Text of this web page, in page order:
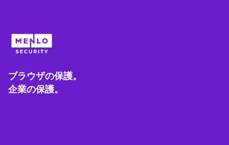
ブラウザの保護。
企業の保護。